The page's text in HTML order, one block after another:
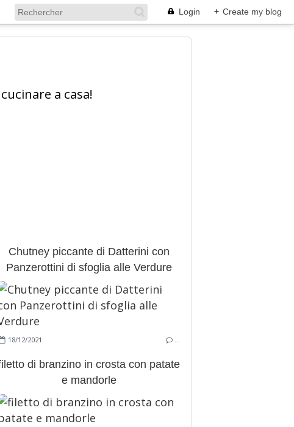
Login + Create my blog
a casa!
Chutney piccante di Datterini con
Panzerottini di sfoglia alle Verdure
18/12/2021 …
di branzino in crosta con patate
e mandorle